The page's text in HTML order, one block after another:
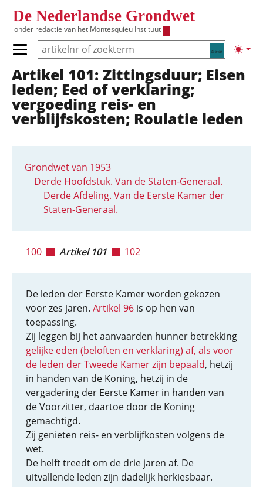
De Nederlandse Grondwet
onder redactie van het Montesquieu Instituut
Zoeken
Primair menu tonen/verbergen
Hoofdnavigatie
Artikel 101: Zittingsduur; Eisen
leden; Eed of verklaring;
vergoeding reis- en
verblijfskosten; Roulatie leden
Grondwet van 1953
Derde Hoofdstuk. Van de Staten-Generaal.
Derde Afdeling. Van de Eerste Kamer der
Staten-Generaal.
100 Artikel 101 102
De leden der Eerste Kamer worden gekozen
voor zes jaren. Artikel 96 is op hen van
toepassing.
Zij leggen bij het aanvaarden hunner betrekking
gelijke eden (beloften en verklaring) af, als voor
de leden der Tweede Kamer zijn bepaald, hetzij
in handen van de Koning, hetzij in de
vergadering der Eerste Kamer in handen van
de Voorzitter, daartoe door de Koning
gemachtigd.
Zij genieten reis- en verblijfkosten volgens de
wet.
De helft treedt om de drie jaren af. De
uitvallende leden zijn dadelijk herkiesbaar.